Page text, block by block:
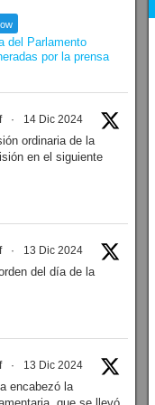
del Parlamento
por la prensa
· 14 Dic 2024
ordinaria de la
en el siguiente
· 13 Dic 2024
del día de la
· 13 Dic 2024
encabezó la